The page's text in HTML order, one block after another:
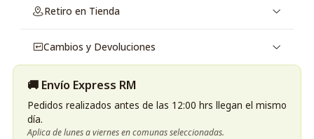
Retiro en Tienda
Cambios y Devoluciones
🚚 Envío Express RM
Pedidos realizados antes de las 12:00 hrs llegan el mismo
día.
Aplica de lunes a viernes en comunas seleccionadas.